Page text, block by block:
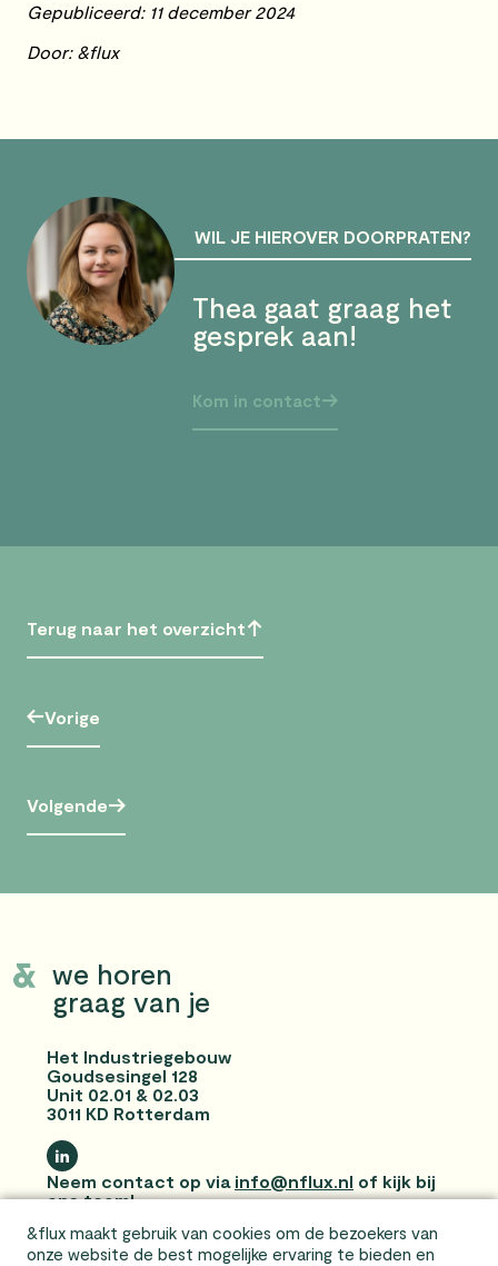
&flux maakt gebruik van cookies om de bezoekers van
onze website de best mogelijke ervaring te bieden en
Gepubliceerd: 11 december 2024
Door: &flux
WIL JE HIEROVER DOORPRATEN?
Thea gaat graag het
gesprek aan!
Kom in contact
Terug naar het overzicht
Vorige
Volgende
we horen
graag van je
Het Industriegebouw
Goudsesingel 128
Unit 02.01 & 02.03
3011 KD Rotterdam
Neem contact op via info@nflux.nl of kijk bij
onsteam!
Privacyverklaring en disclaimer